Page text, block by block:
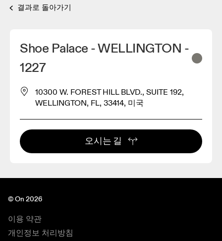
결과로 돌아가기
Shoe Palace - WELLINGTON -
1227
10300 W. FOREST HILL BLVD., SUITE 192,
WELLINGTON, FL, 33414, 미국
오시는 길
© On 2026
이용 약관
개인정보 처리방침